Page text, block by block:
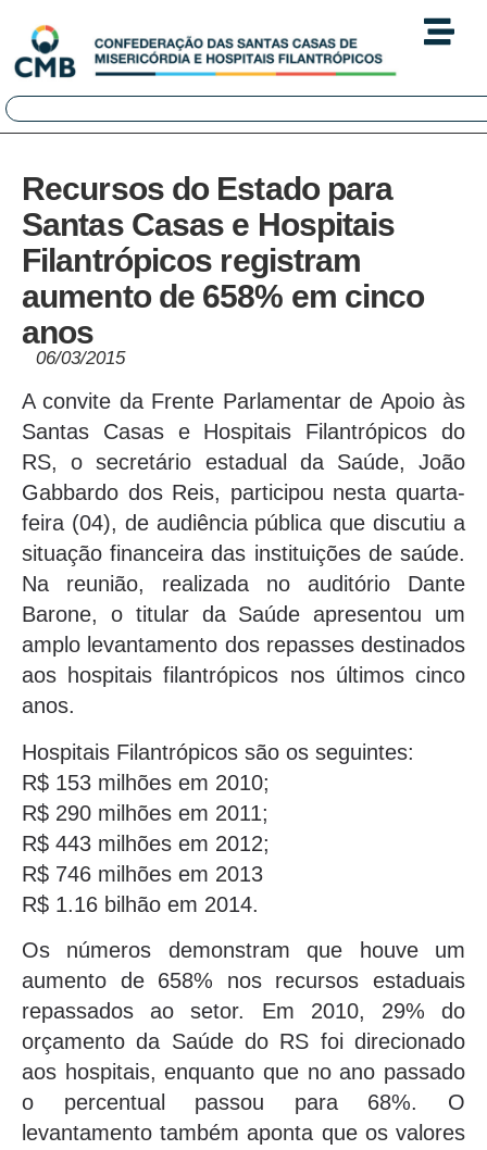
Recursos do Estado para
Santas Casas e Hospitais
Filantrópicos registram
aumento de 658% em cinco
anos
06/03/2015
A convite da Frente Parlamentar de Apoio às
Santas Casas e Hospitais Filantrópicos do
RS, o secretário estadual da Saúde, João
Gabbardo dos Reis, participou nesta quarta-
feira (04), de audiência pública que discutiu a
situação financeira das instituições de saúde.
Na reunião, realizada no auditório Dante
Barone, o titular da Saúde apresentou um
amplo levantamento dos repasses destinados
aos hospitais filantrópicos nos últimos cinco
anos.
Hospitais Filantrópicos são os seguintes:
R$ 153 milhões em 2010;
R$ 290 milhões em 2011;
R$ 443 milhões em 2012;
R$ 746 milhões em 2013
R$ 1.16 bilhão em 2014.
Os números demonstram que houve um
aumento de 658% nos recursos estaduais
repassados ao setor. Em 2010, 29% do
orçamento da Saúde do RS foi direcionado
aos hospitais, enquanto que no ano passado
o percentual passou para 68%. O
levantamento também aponta que os valores